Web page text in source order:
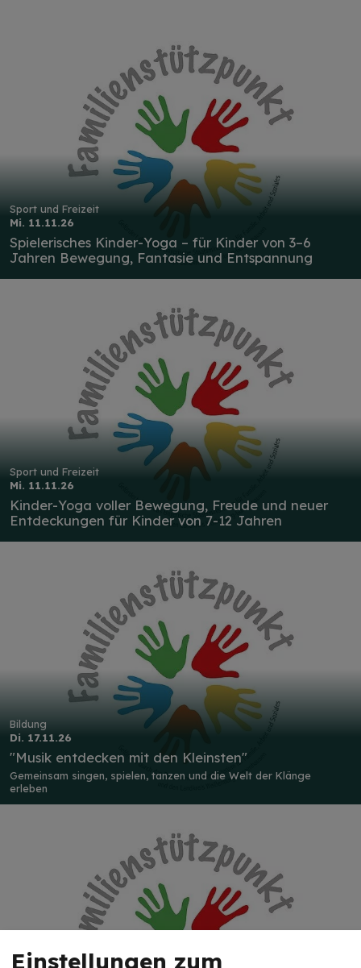
Sport und Freizeit
Mi. 11.11.26
Spielerisches Kinder-Yoga – für Kinder von 3–6
Jahren Bewegung, Fantasie und Entspannung
Sport und Freizeit
Mi. 11.11.26
Kinder-Yoga voller Bewegung, Freude und neuer
Entdeckungen für Kinder von 7-12 Jahren
Bildung
Di. 17.11.26
"Musik entdecken mit den Kleinsten"
Gemeinsam singen, spielen, tanzen und die Welt der Klänge
erleben
Einstellungen zum